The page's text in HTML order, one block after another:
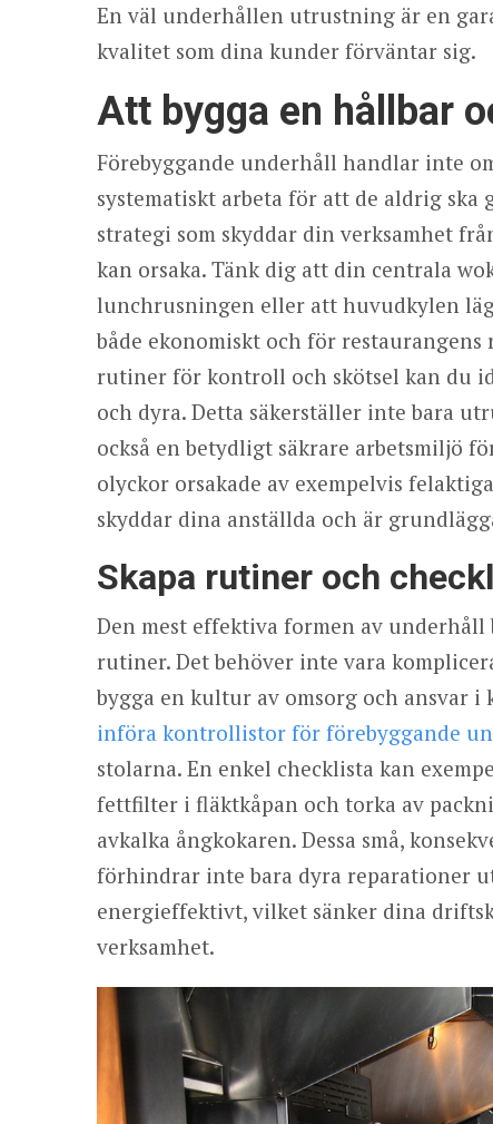
En väl underhållen utrustning är en
kvalitet som dina kunder förväntar sig.
Att bygga en hållbar
Förebyggande underhåll handlar inte
systematiskt arbeta för att de aldrig
strategi som skyddar din verksamhet
kan orsaka. Tänk dig att din centrala
lunchrusningen eller att huvudkylen
både ekonomiskt och för
rutiner för kontroll och skötsel kan du
och dyra. Detta säkerställer inte bara
också en betydligt säkrare arbetsmiljö
olyckor orsakade av exempelvis
skyddar dina anställda och är
Skapa rutiner och
Den mest effektiva formen av
rutiner. Det behöver inte vara
bygga en kultur av omsorg och ansvar
införa kontrollistor för förebyggande
stolarna. En enkel checklista kan
fettfilter i fläktkåpan och torka av
avkalka ångkokaren. Dessa små,
förhindrar inte bara dyra reparationer
energieffektivt, vilket sänker dina
verksamhet.